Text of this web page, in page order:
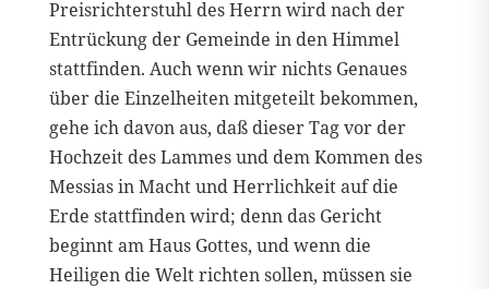
Preisrichterstuhl des Herrn wird nach der
Entrückung der Gemeinde in den Himmel
stattfinden. Auch wenn wir nichts Genaues
über die Einzelheiten mitgeteilt bekommen,
gehe ich davon aus, daß dieser Tag vor der
Hochzeit des Lammes und dem Kommen des
Messias in Macht und Herrlichkeit auf die
Erde stattfinden wird; denn das Gericht
beginnt am Haus Gottes, und wenn die
Heiligen die Welt richten sollen, müssen sie